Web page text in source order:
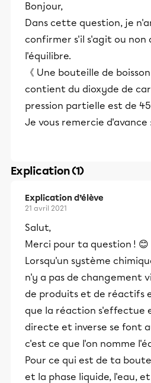
Bonjour,
Dans cette question, je
confirmer s'il s'agit ou non
l'équilibre.
《 Une bouteille de
contient du dioxyde de
pression partielle est de
Je vous remercie d'avance
Explication (1)
Explication d’élève
21 avril 2021
Salut,
Merci pour ta question ! 😊
Lorsqu'un système
n'y a pas de changement
de produits et de réactifs
que la réaction s'effectue
directe et inverse se font
c'est ce que l'on nomme
Pour ce qui est de ta
et la phase liquide, l'eau,